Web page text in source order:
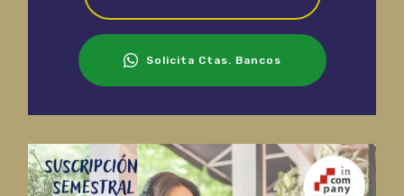
Solicita Ctas. Bancos